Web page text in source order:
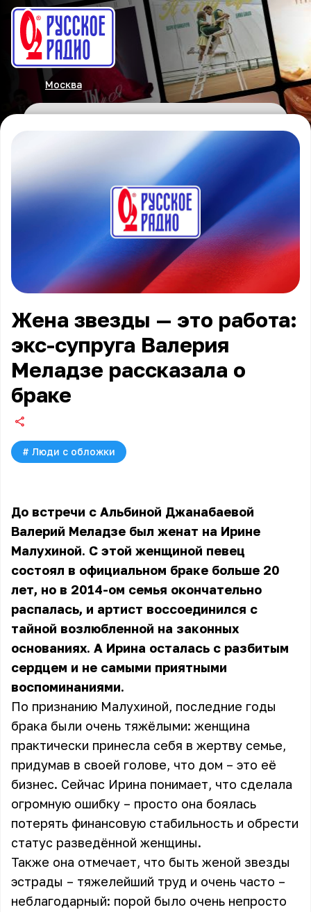
Москва
Жена звезды — это работа:
экс-супруга Валерия
Меладзе рассказала о
браке
# Люди с обложки
До встречи с Альбиной Джанабаевой
Валерий Меладзе был женат на Ирине
Малухиной. С этой женщиной певец
состоял в официальном браке больше 20
лет, но в 2014-ом семья окончательно
распалась, и артист воссоединился с
тайной возлюбленной на законных
основаниях. А Ирина осталась с разбитым
сердцем и не самыми приятными
воспоминаниями.
По признанию Малухиной, последние годы
брака были очень тяжёлыми: женщина
практически принесла себя в жертву семье,
придумав в своей голове, что дом – это её
бизнес. Сейчас Ирина понимает, что сделала
огромную ошибку – просто она боялась
потерять финансовую стабильность и обрести
статус разведённой женщины.
Также она отмечает, что быть женой звезды
эстрады – тяжелейший труд и очень часто –
неблагодарный: порой было очень непросто